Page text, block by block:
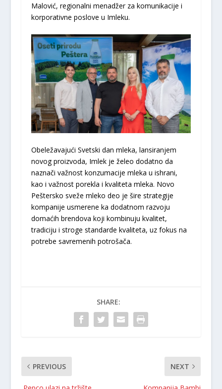
Malović, regionalni menadžer za komunikacije i
korporativne poslove u Imleku.
Obeležavajući Svetski dan mleka, lansiranjem
novog proizvoda, Imlek je želeo dodatno da
naznači važnost konzumacije mleka u ishrani,
kao i važnost porekla i kvaliteta mleka. Novo
Peštersko sveže mleko deo je šire strategije
kompanije usmerene ka dodatnom razvoju
domaćih brendova koji kombinuju kvalitet,
tradiciju i stroge standarde kvaliteta, uz fokus na
potrebe savremenih potrošača.
SHARE:
PREVIOUS NEXT